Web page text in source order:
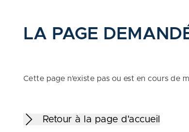
LA PAGE
Cette page n’existe pas ou est en cours de
Retour à la page d'accueil